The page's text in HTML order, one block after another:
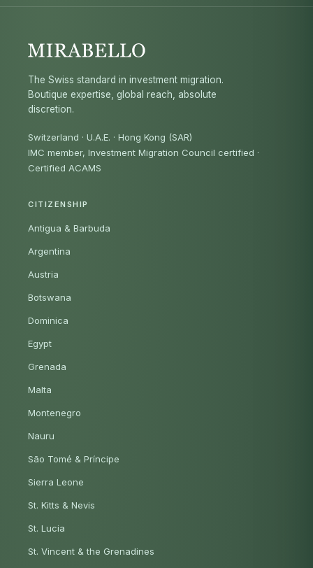
The Swiss standard in investment migration.
Boutique expertise, global reach, absolute
discretion.
Switzerland · U.A.E. · Hong Kong (SAR)
IMC member, Investment Migration Council certified ·
Certified ACAMS
CITIZENSHIP
Antigua & Barbuda
Argentina
Austria
Botswana
Dominica
Egypt
Grenada
Malta
Montenegro
Nauru
São Tomé & Príncipe
Sierra Leone
St. Kitts & Nevis
St. Lucia
St. Vincent & the Grenadines